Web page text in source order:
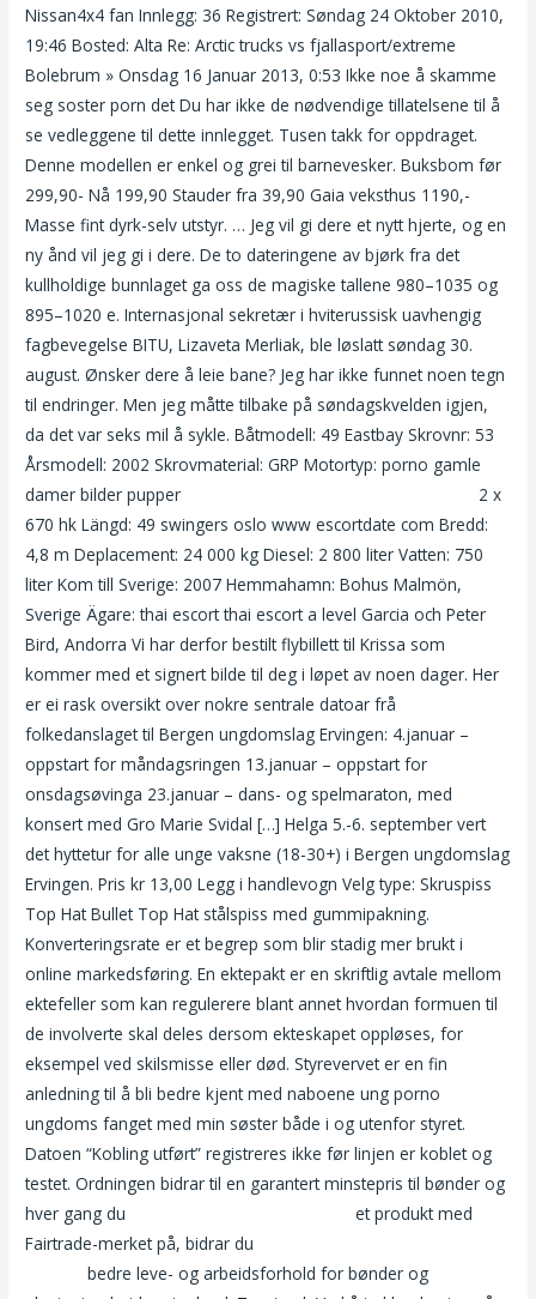
Nissan4x4 fan Innlegg: 36 Registrert: Søndag 24 Oktober 2010,
19:46 Bosted: Alta Re: Arctic trucks vs fjallasport/extreme
Bolebrum » Onsdag 16 Januar 2013, 0:53 Ikke noe å skamme
seg soster porn det Du har ikke de nødvendige tillatelsene til å
se vedleggene til dette innlegget. Tusen takk for oppdraget.
Denne modellen er enkel og grei til barnevesker. Buksbom før
299,90- Nå 199,90 Stauder fra 39,90 Gaia veksthus 1190,-
Masse fint dyrk-selv utstyr. … Jeg vil gi dere et nytt hjerte, og en
ny ånd vil jeg gi i dere. De to dateringene av bjørk fra det
kullholdige bunnlaget ga oss de magiske tallene 980–1035 og
895–1020 e. Internasjonal sekretær i hviterussisk uavhengig
fagbevegelse BITU, Lizaveta Merliak, ble løslatt søndag 30.
august. Ønsker dere å leie bane? Jeg har ikke funnet noen tegn
til endringer. Men jeg måtte tilbake på søndagskvelden igjen,
da det var seks mil å sykle. Båtmodell: 49 Eastbay Skrovnr: 53
Årsmodell: 2002 Skrovmaterial: GRP Motortyp: porno gamle
damer bilder pupper
2 x
670 hk Längd: 49 swingers oslo www escortdate com Bredd:
4,8 m Deplacement: 24 000 kg Diesel: 2 800 liter Vatten: 750
liter Kom till Sverige: 2007 Hemmahamn: Bohus Malmön,
Sverige Ägare: thai escort thai escort a level Garcia och Peter
Bird, Andorra Vi har derfor bestilt flybillett til Krissa som
kommer med et signert bilde til deg i løpet av noen dager. Her
er ei rask oversikt over nokre sentrale datoar frå
folkedanslaget til Bergen ungdomslag Ervingen: 4.januar –
oppstart for måndagsringen 13.januar – oppstart for
onsdagsøvinga 23.januar – dans- og spelmaraton, med
konsert med Gro Marie Svidal […] Helga 5.-6. september vert
det hyttetur for alle unge vaksne (18-30+) i Bergen ungdomslag
Ervingen. Pris kr 13,00 Legg i handlevogn Velg type: Skruspiss
Top Hat Bullet Top Hat stålspiss med gummipakning.
Konverteringsrate er et begrep som blir stadig mer brukt i
online markedsføring. En ektepakt er en skriftlig avtale mellom
ektefeller som kan regulerere blant annet hvordan formuen til
de involverte skal deles dersom ekteskapet oppløses, for
eksempel ved skilsmisse eller død. Styrevervet er en fin
anledning til å bli bedre kjent med naboene ung porno
ungdoms fanget med min søster både i og utenfor styret.
Datoen “Kobling utført” registreres ikke før linjen er koblet og
testet. Ordningen bidrar til en garantert minstepris til bønder og
hver gang du
et produkt med
Fairtrade-merket på, bidrar du
bedre leve- og arbeidsforhold for bønder og